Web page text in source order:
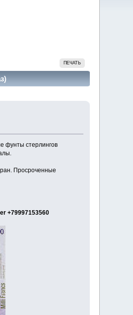
ПЕЧАТЬ
фунты стерлингов
Просроченные
+79997153560